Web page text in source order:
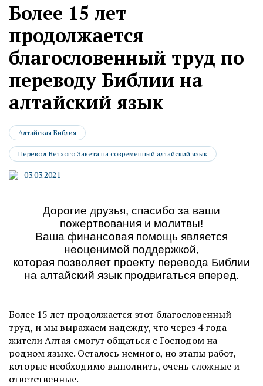
Более 15 лет
продолжается
благословенный труд по
переводу Библии на
алтайский язык
Алтайская Библия
Перевод Ветхого Завета на современный алтайский язык
03.03.2021
Дорогие друзья, спасибо за ваши
пожертвования и молитвы!
Ваша финансовая помощь является
неоценимой поддержкой,
которая позволяет проекту перевода Библии
на алтайский язык продвигаться вперед.
Более 15 лет продолжается этот благословенный
труд, и мы выражаем надежду, что через 4 года
жители Алтая смогут общаться с Господом на
родном языке. Осталось немного, но этапы работ,
которые необходимо выполнить, очень сложные и
ответственные.